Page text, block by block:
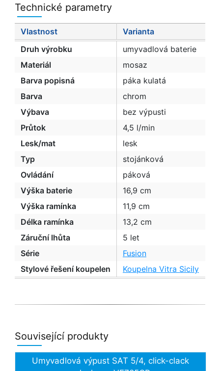
Technické parametry
Vlastnost
Varianta
Druh výrobku
umyvadlová baterie
Materiál
mosaz
Barva popisná
páka kulatá
Barva
chrom
Výbava
bez výpusti
Průtok
4,5 l/min
Lesk/mat
lesk
Typ
stojánková
Ovládání
páková
Výška baterie
16,9 cm
Výška ramínka
11,9 cm
Délka ramínka
13,2 cm
Záruční lhůta
5 let
Série
Fusion
Stylové řešení koupelen
Koupelna Vitra Sicily
Související produkty
Umyvadlová výpust SAT 5/4, click-clack